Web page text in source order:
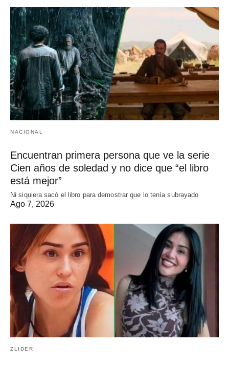
NACIONAL
Encuentran primera persona que ve la serie
Cien años de soledad y no dice que “el libro
está mejor”
Ni siquiera sacó el libro para demostrar que lo tenía subrayado
Ago 7, 2026
ZLIDER